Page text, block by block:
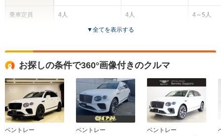
乗車定員
サイズ
(全長x全幅x全高)
4人
1.39m
全幅
1.97m
全長
4.9m
4人
2ドア
1.4m
全幅
1.95m
全長
4.82m
4～5人
▼全てを表示する
お探しの条件で360°画像付きのクルマ
ベントレー ベントレー ベントレー